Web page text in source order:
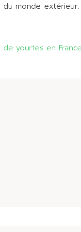
monde
de yourtes en